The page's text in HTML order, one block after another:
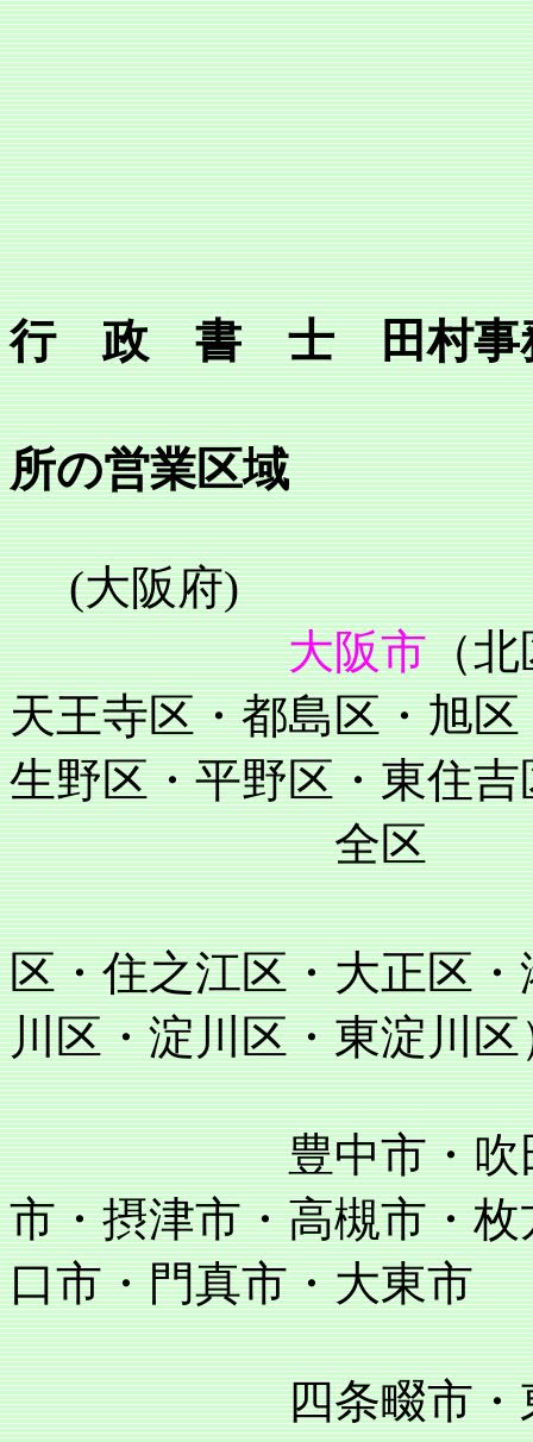
行 政 書 士 田村事
所の営業区域
(大阪府)
大阪市（北
天王寺区・都島区・旭
生野区・平野区・東住吉
全区
住吉区・阿
区・住之江区・大正区
川区・淀川区・東淀川区
豊中市・吹田市・
市・摂津市・高槻市・
口市・門真市・大東市
四条畷市・東大